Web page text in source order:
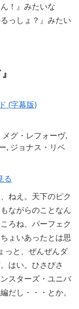
！』みたいな
っしょ？』みたい
(字幕版)
メグ・レフォーヴ,
, ジョナス・リベ
る
ねえ。天下のピク
ながらのことなん
ろね、パーフェク
ょいあったとは思
っと、ぜんぜんダ
はい。ひさびさ
スターズ・ユニバ
だし・・・とか。